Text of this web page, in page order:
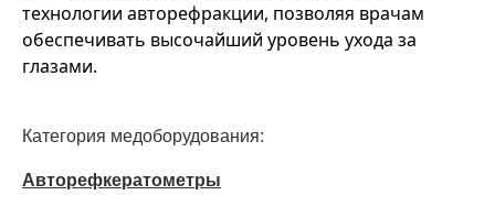
Категория медоборудования:
Авторефкератометры
технологии авторефракции, позволяя врачам
обеспечивать высочайший уровень ухода за
глазами.